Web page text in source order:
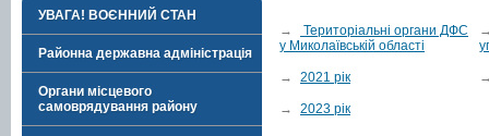
УВАГА! ВОЄННИЙ СТАН
Районна державна адміністрація
Органи місцевого
самоврядування району
→
Територіальні органи ДФС
у Миколаївській області
→ 2021 рік
→ 2023 рік